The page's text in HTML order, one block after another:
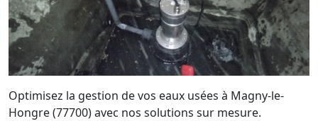
Optimisez la gestion de vos eaux usées à Magny-le-
Hongre (77700) avec nos solutions sur mesure.